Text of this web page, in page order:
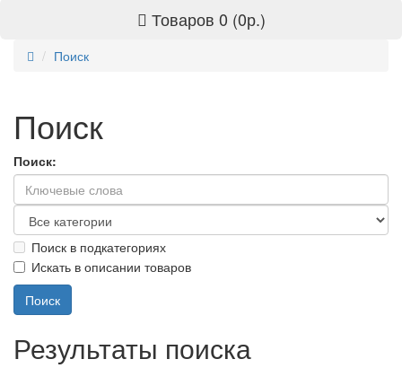
Товаров 0 (0р.)
Поиск
Поиск
Поиск:
Поиск в подкатегориях
Искать в описании товаров
Результаты поиска